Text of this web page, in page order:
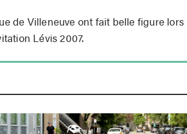
de Villeneuve ont fait belle figure lors
Lévis 2007.